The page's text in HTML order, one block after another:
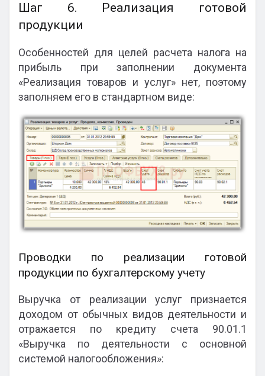
Шаг 6. Реализация готовой
продукции
Особенностей для целей расчета налога на
прибыль при заполнении документа
«Реализация товаров и услуг» нет, поэтому
заполняем его в стандартном виде:
Проводки по реализации готовой
продукции по бухгалтерскому учету
Выручка от реализации услуг признается
доходом от обычных видов деятельности и
отражается по кредиту счета 90.01.1
«Выручка по деятельности с основной
системой налогообложения»: